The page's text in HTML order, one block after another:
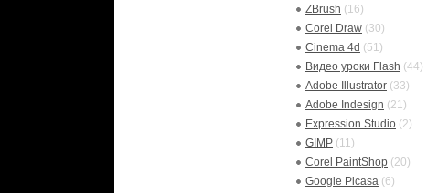
ZBrush (16)
Corel Draw (30)
Cinema 4d (51)
Видео уроки Flash (44)
Adobe Illustrator (33)
Adobe Indesign (21)
Expression Studio (2)
GIMP (11)
Corel PaintShop (20)
Google Picasa (6)